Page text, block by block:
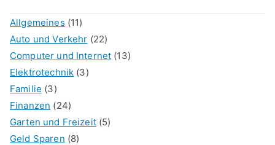
Allgemeines (11)
Auto und Verkehr (22)
Computer und Internet (13)
Elektrotechnik (3)
Familie (3)
Finanzen (24)
Garten und Freizeit(5)
Geld Sparen (8)